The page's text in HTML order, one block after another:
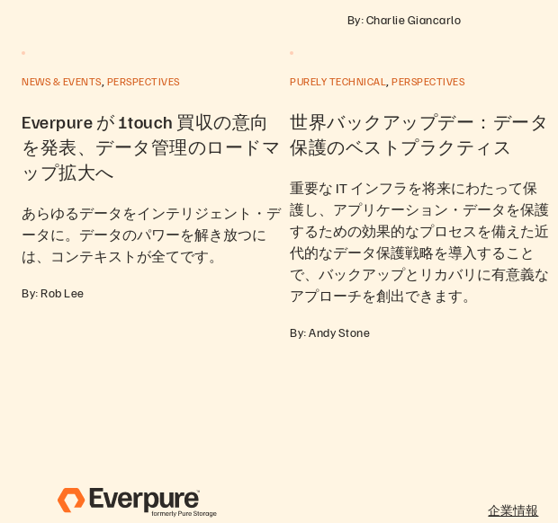
By: Charlie Giancarlo
NEWS & EVENTS PERSPECTIVES
Everpure が 1touch 買収の意向
を発表、データ管理のロードマ
ップ拡大へ
あらゆるデータをインテリジェント・デ
ータに。データのパワーを解き放つに
は、コンテキストが全てです。
By: Rob Lee
PURELY TECHNICAL ,PERSPECTIVES
世界バックアップデー：データ
保護のベストプラクティス
重要な IT インフラを将来にわたって保
護し、アプリケーション・データを保護
するための効果的なプロセスを備えた近
代的なデータ保護戦略を導入すること
で、バックアップとリカバリに有意義な
アプローチを創出できます。
By: Andy Stone
企業情報